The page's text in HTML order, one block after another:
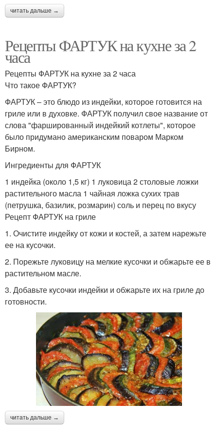
читать дальше →
Рецепты ФАРТУК на кухне за 2
часа
Рецепты ФАРТУК на кухне за 2 часа
Что такое ФАРТУК?
ФАРТУК – это блюдо из индейки, которое готовится на
гриле или в духовке. ФАРТУК получил свое название от
слова "фаршированный индейкий котлеты", которое
было придумано американским поваром Марком
Бирном.
Ингредиенты для ФАРТУК
1 индейка (около 1,5 кг) 1 луковица 2 столовые ложки
растительного масла 1 чайная ложка сухих трав
(петрушка, базилик, розмарин) соль и перец по вкусу
Рецепт ФАРТУК на гриле
1. Очистите индейку от кожи и костей, а затем нарежьте
ее на кусочки.
2. Порежьте луковицу на мелкие кусочки и обжарьте ее в
растительном масле.
3. Добавьте кусочки индейки и обжарьте их на гриле до
готовности.
читать дальше →